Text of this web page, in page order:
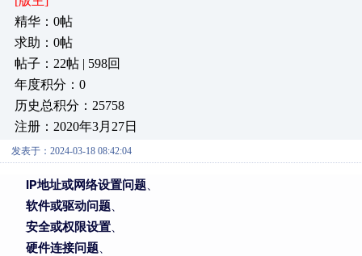
精华：0帖
求助：0帖
帖子：22帖 | 598回
年度积分：0
历史总积分：25758
注册：2020年3月27日
发表于：2024-03-18 08:42:04
IP地址或网络设置问题、
软件或驱动问题、
安全或权限设置、
硬件连接问题、